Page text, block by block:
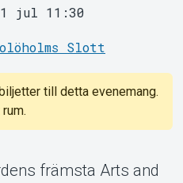
jul 11:30
Slott
till detta evenemang.
främsta Arts and